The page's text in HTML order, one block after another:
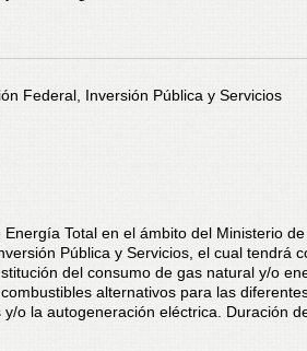
Federal, Inversión Pública y Servicios
Total en el ámbito del Ministerio de
Pública y Servicios, el cual tendrá
del consumo de gas natural y/o
alternativos para las
o la autogeneración eléctrica. Duración